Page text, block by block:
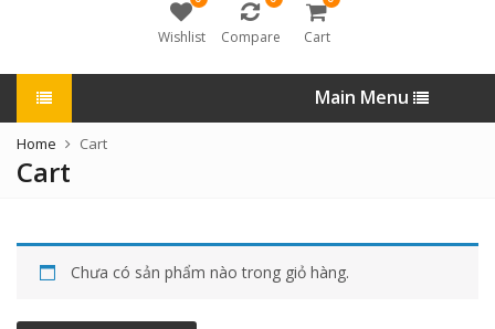
Wishlist Compare Cart
Main Menu
Home Cart
Cart
Chưa có sản phẩm nào trong giỏ hàng.